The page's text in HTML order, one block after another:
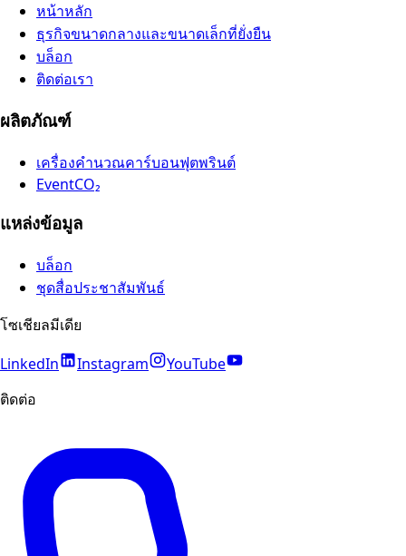
หน้าหลัก
ธุรกิจขนาดกลางและขนาดเล็กที่ยั่งยืน
บล็อก
ติดต่อเรา
ผลิตภัณฑ์
เครื่องคำนวณคาร์บอนฟุตพรินต์
EventCO₂
แหล่งข้อมูล
บล็อก
ชุดสื่อประชาสัมพันธ์
โซเชียลมีเดีย
LinkedIn
Instagram
YouTube
ติดต่อ